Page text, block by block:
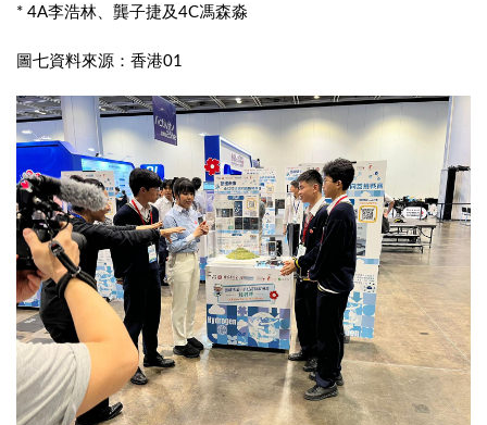
* 4A李浩林、龔子捷及4C馮森淼
圖七資料來源：香港01